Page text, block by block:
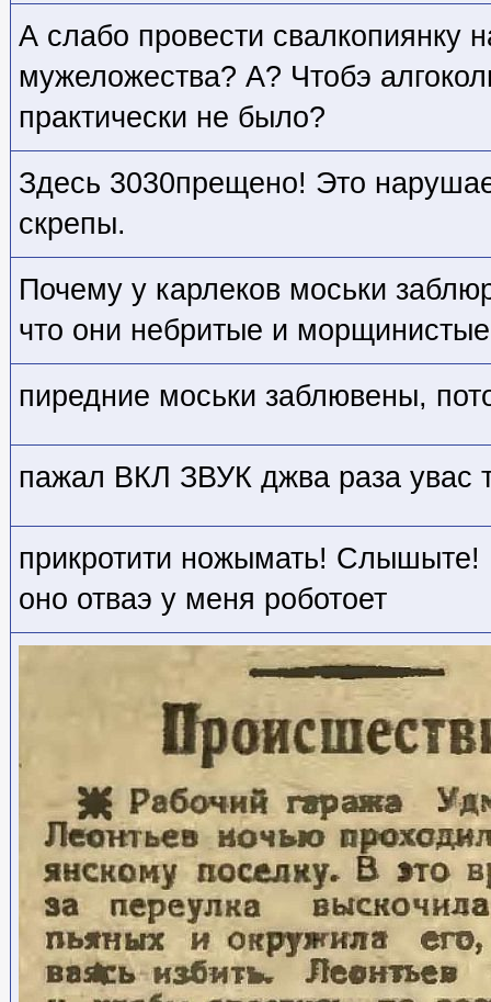
А слабо провести свалкопиянку
мужеложества? А? Чтобэ
практически не было?
Здесь 3030прещено! Это
скрепы.
Почему у карлеков моськи
что они небритые и
пиредние моськи заблювены,
пажал ВКЛ ЗВУК джва раза увас
прикротити ножымать!
оно отваэ у меня роботоет